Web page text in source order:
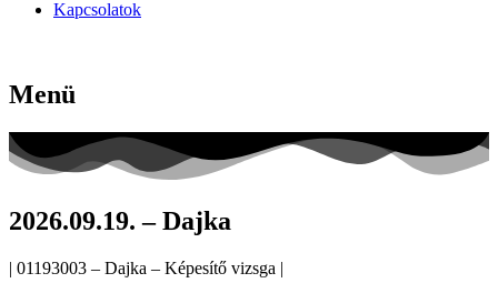
Kapcsolatok
Menü
2026.09.19. – Dajka
| 01193003 – Dajka – Képesítő vizsga |